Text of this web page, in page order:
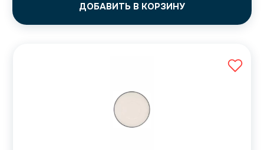
ДОБАВИТЬ В КОРЗИНУ